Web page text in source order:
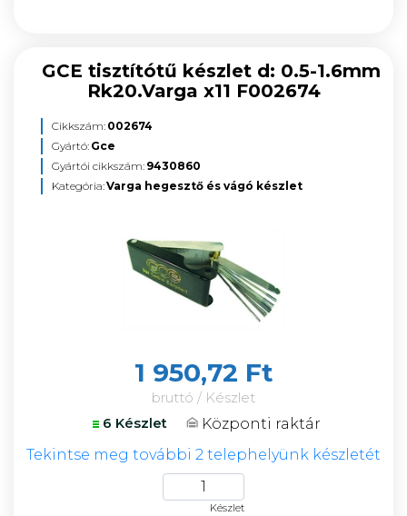
GCE tisztítótű készlet d: 0.5-1.6mm
Rk20.Varga x11 F002674
Cikkszám: 002674
Gyártó: Gce
Gyártói cikkszám: 9430860
Kategória:Varga hegesztő és vágó készlet
1 950,72 Ft
bruttó / Készlet
6 Készlet
Központi raktár
Tekintse meg további 2 telephelyünk készletét
Készlet